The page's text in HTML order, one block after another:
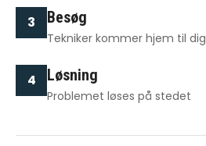
3 Besøg
Tekniker kommer hjem til dig
4 Løsning
Problemet løses på stedet